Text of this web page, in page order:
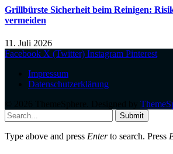
Grillbürste Sicherheit beim Reinigen:
vermeiden
11. Juli 2026
Facebook X (Twitter) Instagram Pinterest
Impressum
Datenschutzerklärung
Submit
Type above and press Enterto search. Press